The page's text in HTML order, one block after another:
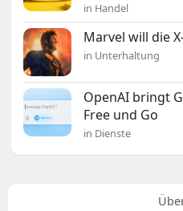
in Handel
Marvel will die
in Unterhaltung
OpenAI bringt
Free und Go
in Dienste